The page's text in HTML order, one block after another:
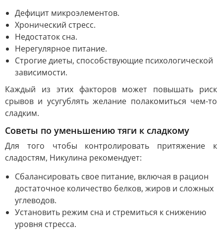
Дефицит микроэлементов.
Хронический стресс.
Недостаток сна.
Нерегулярное питание.
Строгие диеты, способствующие психологической
зависимости.
Каждый из этих факторов может повышать риск
срывов и усугублять желание полакомиться чем-то
сладким.
Советы по уменьшению тяги к сладкому
Для того чтобы контролировать притяжение к
сладостям, Никулина рекомендует:
Сбалансировать свое питание, включая в рацион
достаточное количество белков, жиров и сложных
углеводов.
Установить режим сна и стремиться к снижению
уровня стресса.